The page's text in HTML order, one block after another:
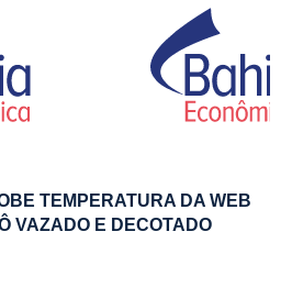
TEMPERATURA DA WEB
VAZADO E DECOTADO